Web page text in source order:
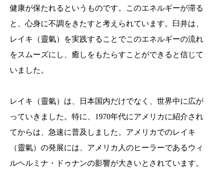
健康が保たれるというものです。このエネルギーが滞る
と、心身に不調をきたすと考えられています。臼井は、
レイキ（靈氣）を実践することでこのエネルギーの流れ
をスムーズにし、癒しをもたらすことができると信じて
いました。
レイキ（靈氣）は、日本国内だけでなく、世界中に広が
っていきました。特に、1970年代にアメリカに紹介され
てからは、急速に普及しました。アメリカでのレイキ
（靈氣）の発展には、アメリカ人のヒーラーであるウィ
ルヘルミナ・ドゥナンの影響が大きいとされています。